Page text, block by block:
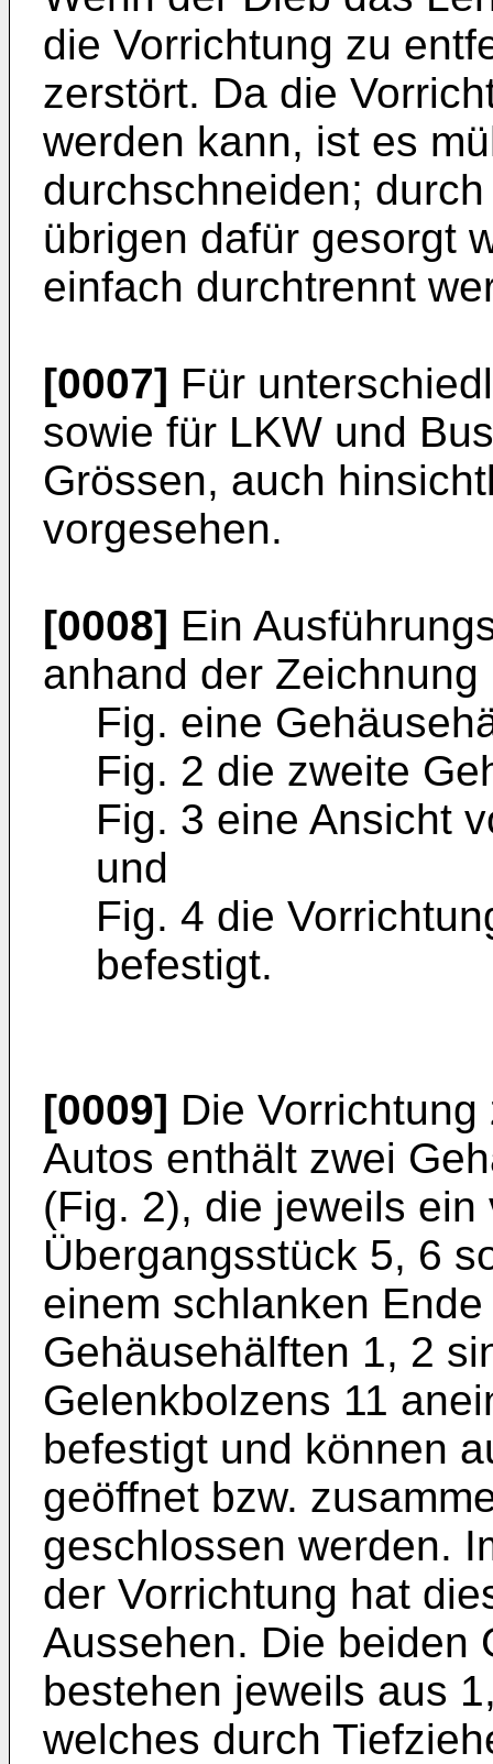
die Vorrichtung zu
zerstört. Da die
werden kann, ist es
durchschneiden;
übrigen dafür gesorgt
einfach durchtrennt
[0007] Für
sowie für LKW und
Grössen, auch
vorgesehen.
[0008] Ein
anhand der
Fig. eine
Fig. 2 die zweite
Fig. 3 eine Ansicht
und
Fig. 4 die
befestigt.
[0009] Die
Autos enthält zwei
(Fig. 2), die jeweils
Übergangsstück 5, 6
einem schlanken
Gehäusehälften 1, 2
Gelenkbolzens 11
befestigt und können
geöffnet bzw.
geschlossen werden.
der Vorrichtung hat
Aussehen. Die beiden
bestehen jeweils aus
welches durch